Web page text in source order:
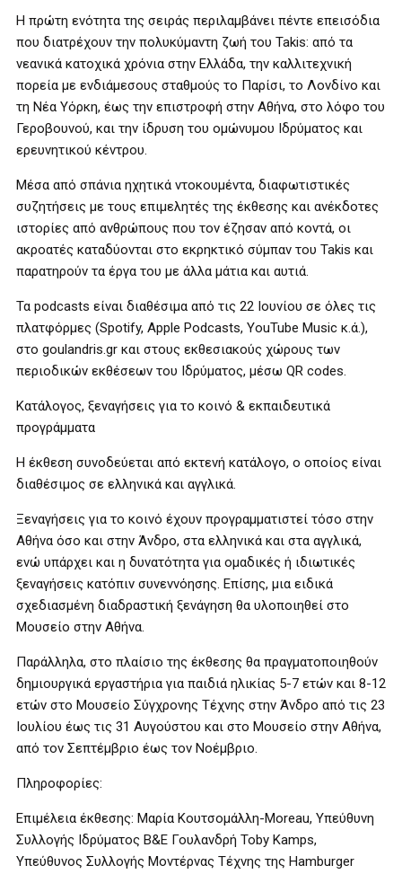
Η πρώτη ενότητα της σειράς περιλαμβάνει πέντε επεισόδια
που διατρέχουν την πολυκύμαντη ζωή του Takis: από τα
νεανικά κατοχικά χρόνια στην Ελλάδα, την καλλιτεχνική
πορεία με ενδιάμεσους σταθμούς το Παρίσι, το Λονδίνο και
τη Νέα Υόρκη, έως την επιστροφή στην Αθήνα, στο λόφο του
Γεροβουνού, και την ίδρυση του ομώνυμου Ιδρύματος και
ερευνητικού κέντρου.
Μέσα από σπάνια ηχητικά ντοκουμέντα, διαφωτιστικές
συζητήσεις με τους επιμελητές της έκθεσης και ανέκδοτες
ιστορίες από ανθρώπους που τον έζησαν από κοντά, οι
ακροατές καταδύονται στο εκρηκτικό σύμπαν του Takis και
παρατηρούν τα έργα του με άλλα μάτια και αυτιά.
Τα podcasts είναι διαθέσιμα από τις 22 Ιουνίου σε όλες τις
πλατφόρμες (Spotify, Apple Podcasts, YouTube Music κ.ά.),
στο goulandris.gr και στους εκθεσιακούς χώρους των
περιοδικών εκθέσεων του Ιδρύματος, μέσω QR codes.
Κατάλογος, ξεναγήσεις για το κοινό & εκπαιδευτικά
προγράμματα
Η έκθεση συνοδεύεται από εκτενή κατάλογο, ο οποίος είναι
διαθέσιμος σε ελληνικά και αγγλικά.
Ξεναγήσεις για το κοινό έχουν προγραμματιστεί τόσο στην
Αθήνα όσο και στην Άνδρο, στα ελληνικά και στα αγγλικά,
ενώ υπάρχει και η δυνατότητα για ομαδικές ή ιδιωτικές
ξεναγήσεις κατόπιν συνεννόησης. Επίσης, μια ειδικά
σχεδιασμένη διαδραστική ξενάγηση θα υλοποιηθεί στο
Μουσείο στην Αθήνα.
Παράλληλα, στο πλαίσιο της έκθεσης θα πραγματοποιηθούν
δημιουργικά εργαστήρια για παιδιά ηλικίας 5-7 ετών και 8-12
ετών στο Μουσείο Σύγχρονης Τέχνης στην Άνδρο από τις 23
Ιουλίου έως τις 31 Αυγούστου και στο Μουσείο στην Αθήνα,
από τον Σεπτέμβριο έως τον Νοέμβριο.
Πληροφορίες:
Επιμέλεια έκθεσης: Μαρία Κουτσομάλλη-Moreau, Υπεύθυνη
Συλλογής Ιδρύματος Β&Ε Γουλανδρή Toby Kamps,
Υπεύθυνος Συλλογής Μοντέρνας Τέχνης της Hamburger